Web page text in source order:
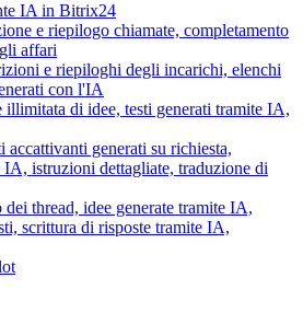
IA in Bitrix24
e riepilogo chiamate, completamento
affari
e riepiloghi degli incarichi, elenchi
con l'IA
illimitata di idee, testi generati tramite IA,
accattivanti generati su richiesta,
istruzioni dettagliate, traduzione di
thread, idee generate tramite IA,
scrittura di risposte tramite IA,